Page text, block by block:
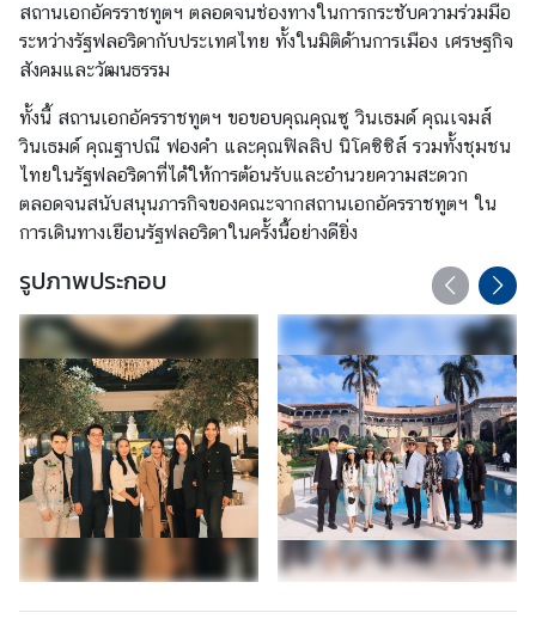
เ
กี่
ว
กั
บ
ส
ห
รั
ฯ
ค
ว
า
ม
สั
ม
พั
น
สถานเอกอัครราชทูตฯ ตลอดจนช่องทางในการกระชับความร่วมมือ
ระหว่างรัฐฟลอริดากับประเทศไทย ทั้งในมิติด้านการเมือง เศรษฐกิจ
สังคมและวัฒนธรรม
ทั้งนี้ สถานเอกอัครราชทูตฯ ขอขอบคุณคุณซู วินเธมด์ คุณเจมส์
วินเธมด์ คุณฐาปณี ฟองคำ และคุณฟิลลิป นิโคซิซิส์ รวมทั้งชุมชน
ไทยในรัฐฟลอริดาที่ได้ให้การต้อนรับและอำนวยความสะดวก
ตลอดจนสนับสนุนภารกิจของคณะจากสถานเอกอัครราชทูตฯ ใน
การเดินทางเยือนรัฐฟลอริดาในครั้งนี้อย่างดียิ่ง
รูปภาพประกอบ